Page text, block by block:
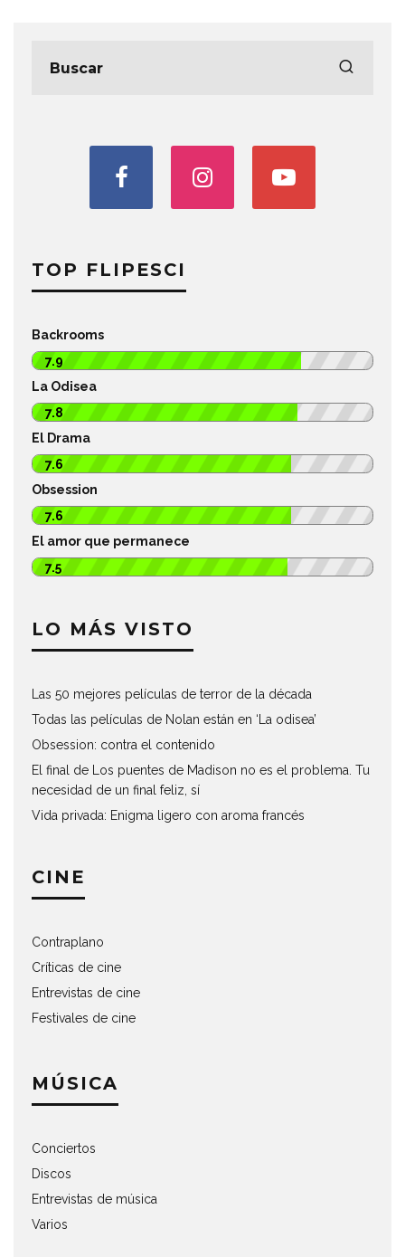
TOP FLIPESCI
Backrooms
7.9
La Odisea
7.8
El Drama
7.6
Obsession
7.6
El amor que permanece
7.5
LO MÁS VISTO
Las 50 mejores películas de terror de la década
Todas las películas de Nolan están en ‘La odisea’
Obsession: contra el contenido
El final de Los puentes de Madison no es el problema. Tu
necesidad de un final feliz, sí
Vida privada: Enigma ligero con aroma francés
CINE
Contraplano
Críticas de cine
Entrevistas de cine
Festivales de cine
MÚSICA
Conciertos
Discos
Entrevistas de música
Varios